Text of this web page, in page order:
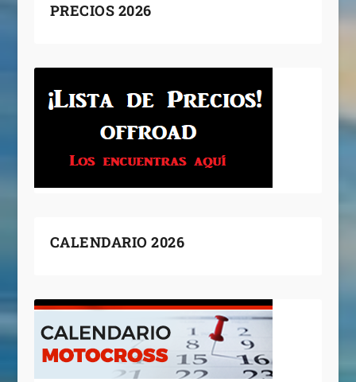
PRECIOS 2026
CALENDARIO 2026